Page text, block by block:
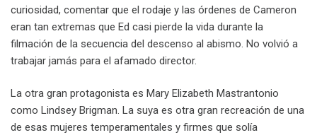
curiosidad, comentar que el rodaje y las órdenes de Cameron
eran tan extremas que Ed casi pierde la vida durante la
filmación de la secuencia del descenso al abismo. No volvió a
trabajar jamás para el afamado director.
La otra gran protagonista es Mary Elizabeth Mastrantonio
como Lindsey Brigman. La suya es otra gran recreación de una
de esas mujeres temperamentales y firmes que solía